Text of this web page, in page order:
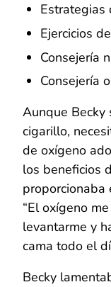
Estrategias
Ejercicios
Consejería
Consejería
Aunque Becky
cigarillo,
de oxígeno
los beneficios
proporcionaba
“El oxígeno
levantarme y
cama todo el
Becky